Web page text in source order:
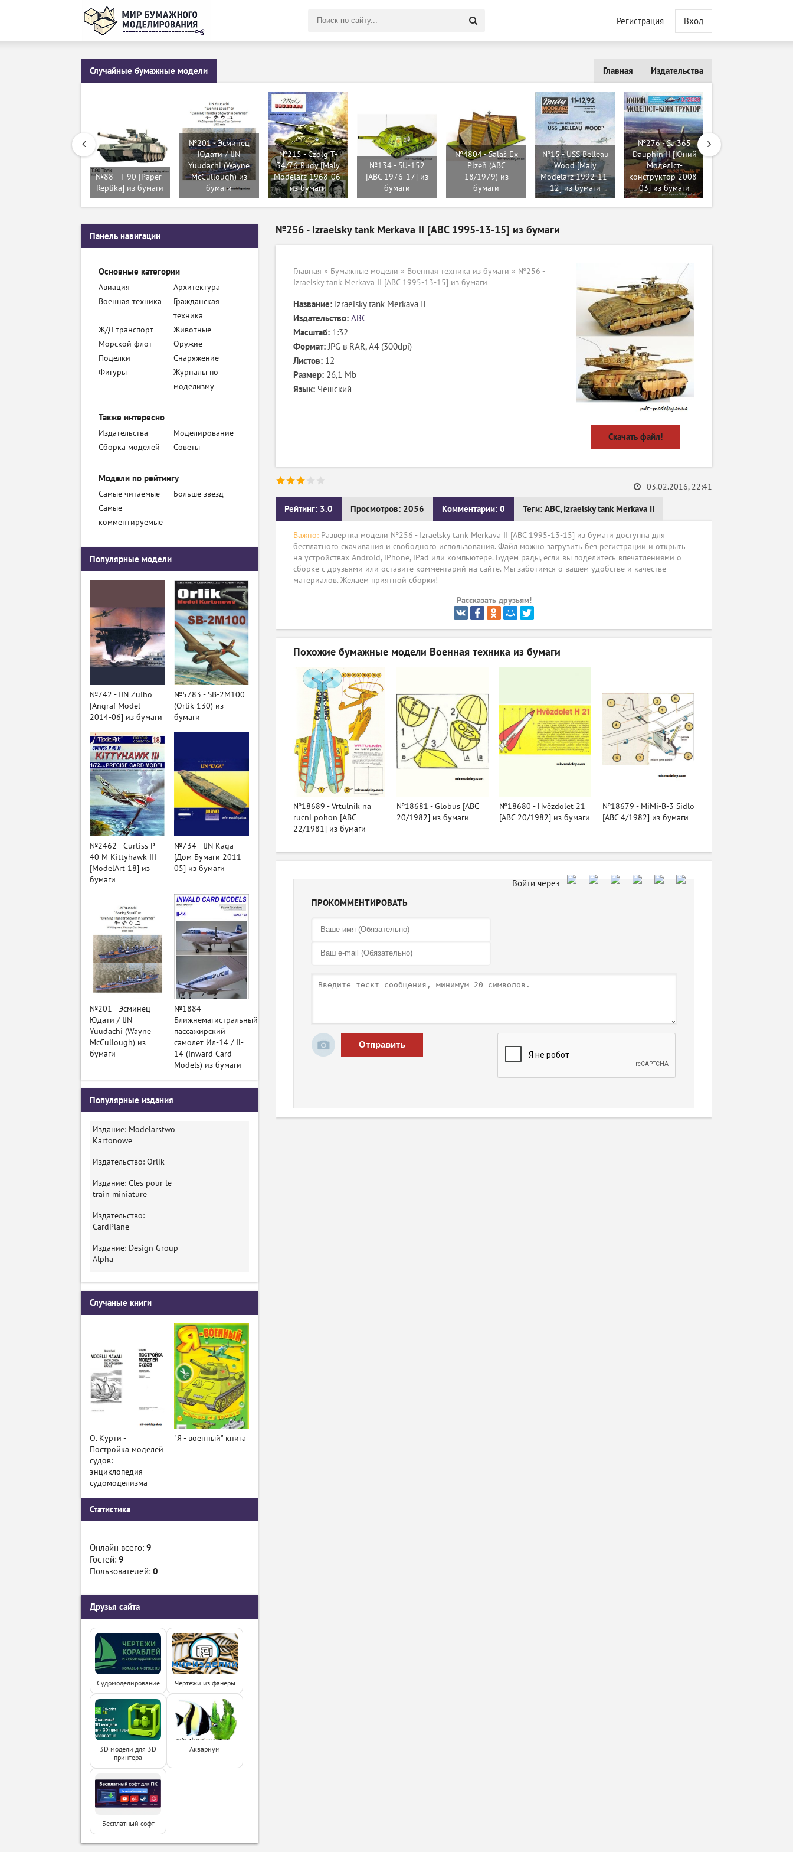
Регистрация Вход
Случайные бумажные модели Издательства
Главная
№88 - T-90 [Paper-
Replika] из бумаги
№201 - Эсминец
Юдати / IJN
Yuudachi (Wayne
McCullough) из
бумаги
№215 - Czolg T-
34/76 Rudy [Maly
Modelarz 1968-06]
из бумаги
№134 - SU-152
[ABC 1976-17] из
бумаги
№4804 - Salaš Ex
Plzeň (ABC
18/1979) из
бумаги
№15 - USS Belleau
Wood [Maly
Modelarz 1992-11-
12] из бумаги
№276 - Sa.365
Dauphin II [Юний
Моделіст-
конструктор 2008-
03] из бумаги
№256 - Izraelsky tank Merkava II [ABC 1995-13-15] из бумаги
Главная » Бумажные модели » Военная техника из бумаги » №256 -
Izraelsky tank Merkava II [ABC 1995-13-15] из бумаги
Название: Izraelsky tank Merkava II
Издательство: ABC
Масштаб: 1:32
Формат:JPG в RAR, А4 (300dpi)
Листов: 12
Размер: 26,1 Mb
Язык: Чешский
Скачать файл!
Рейтинг: 3.0 Просмотров: 2056 Комментарии: 0 Теги: ABC, Izraelsky tank Merkava II
03.02.2016, 22:41
Важно: Развёртка модели №256 - Izraelsky tank Merkava II [ABC 1995-13-15] из бумаги доступна для
бесплатного скачивания и свободного использования. Файл можно загрузить без регистрации и открыть
на устройствах Android, iPhone, iPad или компьютере. Будем рады, если вы поделитесь впечатлениями о
сборке с друзьями или оставите комментарий на сайте. Мы заботимся о вашем удобстве и качестве
материалов. Желаем приятной сборки!
Рассказать друзьям!
Похожие бумажные модели Военная техника из бумаги
№18689 - Vrtulnik na
rucni pohon [ABC
22/1981] из бумаги
№18681 - Globus [ABC
20/1982] из бумаги
№18680 - Hvězdolet 21
[ABC 20/1982] из бумаги
№18679 - MiMi-B-3 Sidlo
[ABC 4/1982] из бумаги
ПРОКОММЕНТИРОВАТЬ
Отправить
Панель навигации
Основные категории
Авиация
Архитектура
Военная техника
Гражданская
техника
Ж/Д транспорт
Животные
Морской флот
Оружие
Поделки
Снаряжение
Фигуры
Журналы по
моделизму
Также интересно
Издательства
Моделирование
Сборка моделей
Советы
Модели по рейтингу
Самые читаемые
Больше звезд
Самые
комментируемые
Популярные модели
№742 - IJN Zuiho
[Angraf Model
2014-06] из бумаги
№5783 - SB-2M100
(Orlik 130) из
бумаги
№2462 - Curtiss P-
40 M Kittyhawk III
[ModelArt 18] из
бумаги
№734 - IJN Kaga
[Дом Бумаги 2011-
05] из бумаги
№201 - Эсминец
Юдати / IJN
Yuudachi (Wayne
McCullough) из
бумаги
№1884 -
Ближнемагистральный
пассажирский
самолет Ил-14 / Il-
14 (Inward Card
Models) из бумаги
Популярные издания
Издание: Modelarstwo
Kartonowe
Издательство: Orlik
Издание: Cles pour le
train miniature
Издательство:
CardPlane
Издание: Design Group
Alpha
Случаные книги
О. Курти -
Постройка моделей
судов:
энциклопедия
судомоделизма
"Я - военный" книга
Статистика
Онлайн всего: 9
Гостей: 9
Пользователей: 0
Друзья сайта
Судомоделирование Чертежи из фанеры
3D модели для 3D
принтера
Аквариум
Бесплатный софт